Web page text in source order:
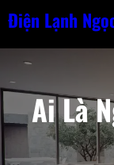
Chuyển
nội
Điện Lạnh
Ai Là